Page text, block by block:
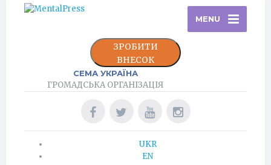
MENU
ЗРОБИТИ
ВНЕСОК
СЕМА УКРАЇНА
ГРОМАДСЬКА ОРГАНІЗАЦІЯ
UKR
EN